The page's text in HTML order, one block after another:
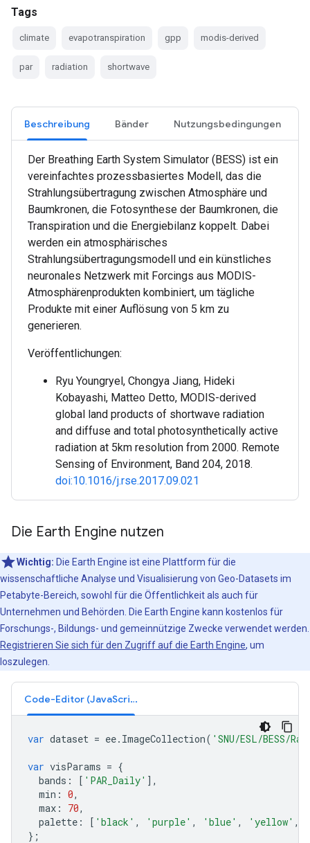
Tags
climate evapotranspiration gpp modis-derived
par radiation shortwave
Beschreibung Bänder Nutzungsbedingungen
Der Breathing Earth System Simulator (BESS) ist ein
vereinfachtes prozessbasiertes Modell, das die
Strahlungsübertragung zwischen Atmosphäre und
Baumkronen, die Fotosynthese der Baumkronen, die
Transpiration und die Energiebilanz koppelt. Dabei
werden ein atmosphärisches
Strahlungsübertragungsmodell und ein künstliches
neuronales Netzwerk mit Forcings aus MODIS-
Atmosphärenprodukten kombiniert, um tägliche
Produkte mit einer Auflösung von 5 km zu
generieren.
Veröffentlichungen:
Ryu Youngryel, Chongya Jiang, Hideki
Kobayashi, Matteo Detto, MODIS-derived
global land products of shortwave radiation
and diffuse and total photosynthetically active
radiation at 5km resolution from 2000. Remote
Sensing of Environment, Band 204, 2018.
doi:10.1016/j.rse.2017.09.021
Die Earth Engine nutzen
Wichtig: Die Earth Engine ist eine Plattform für die
wissenschaftliche Analyse und Visualisierung von Geo-Datasets im
Petabyte-Bereich, sowohl für die Öffentlichkeit als auch für
Unternehmen und Behörden. Die Earth Engine kann kostenlos für
Forschungs-, Bildungs- und gemeinnützige Zwecke verwendet werden.
Registrieren Sie sich für den Zugriff auf die Earth Engine, um
loszulegen.
Code-Editor (JavaScript)
var dataset = ee. ImageCollection( 'SNU/ESL/BESS/
var visParams = {
bands : [ 'PAR_Daily' ],
min : 0,
max : 70,
palette : [ 'black' , 'purple' , 'blue' , 'yellow' ,
};